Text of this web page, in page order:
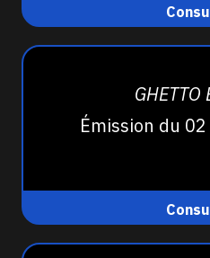
GHETTO
Émission du